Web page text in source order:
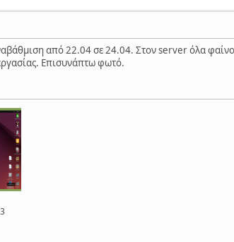
από 22.04 σε 24.04. Στον server όλα
Επισυνάπτω φωτό.